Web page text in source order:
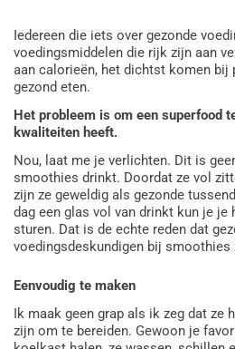
Iedereen die iets over gezonde
voedingsmiddelen die rijk zijn aan
aan calorieën, het dichtst komen bij
gezond eten.
Het probleem is om een superfood
kwaliteiten heeft.
Nou, laat me je verlichten. Dit is
smoothies drinkt. Doordat ze vol
zijn ze geweldig als gezonde
dag een glas vol van drinkt kun je
sturen. Dat is de echte reden dat
voedingsdeskundigen bij smoothies
Eenvoudig te maken
Ik maak geen grap als ik zeg dat ze
zijn om te bereiden. Gewoon je